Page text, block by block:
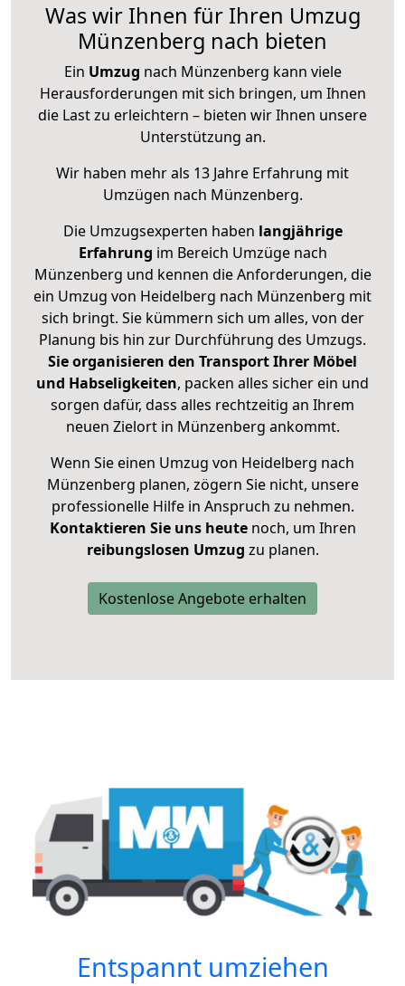
Was wir Ihnen für Ihren Umzug
Münzenberg nach bieten
Ein Umzug nach Münzenberg kann viele
Herausforderungen mit sich bringen, um Ihnen
die Last zu erleichtern – bieten wir Ihnen unsere
Unterstützung an.
Wir haben mehr als 13 Jahre Erfahrung mit
Umzügen nach Münzenberg.
Die Umzugsexperten haben langjährige
Erfahrung im Bereich Umzüge nach
Münzenberg und kennen die Anforderungen, die
ein Umzug von Heidelberg nach Münzenberg mit
sich bringt. Sie kümmern sich um alles, von der
Planung bis hin zur Durchführung des Umzugs.
Sie organisieren den Transport Ihrer Möbel
und Habseligkeiten, packen alles sicher ein und
sorgen dafür, dass alles rechtzeitig an Ihrem
neuen Zielort in Münzenberg ankommt.
Wenn Sie einen Umzug von Heidelberg nach
Münzenberg planen, zögern Sie nicht, unsere
professionelle Hilfe in Anspruch zu nehmen.
Kontaktieren Sie uns heutenoch, um Ihren
reibungslosen Umzug zu planen.
Kostenlose Angebote erhalten
Entspannt umziehen